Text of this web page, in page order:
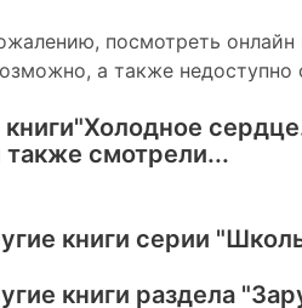
посмотреть онлайн
а также недоступно
"Холодное
смотрели...
книги серии
книги раздела